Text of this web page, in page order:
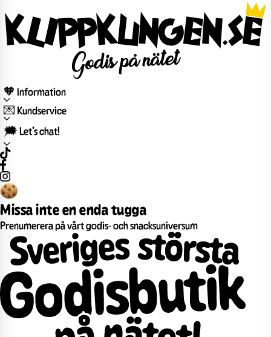
🧡 Information
💌 Kundservice
🗯️ Let’s chat!
Missa inte en enda tugga
Prenumerera på vårt godis- och snacksuniversum